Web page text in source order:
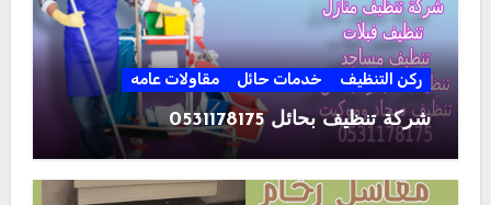
ركن التنظيف خدمات حائل مقاولات عامه
شركة تنظيف بحائل 0531178175